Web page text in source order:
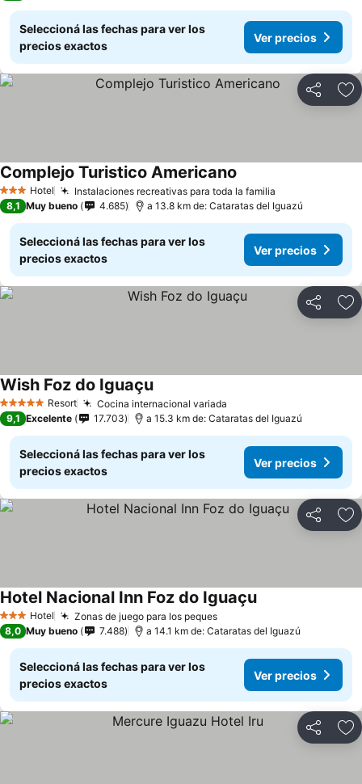
Seleccioná las fechas para ver los
precios exactos
Ver precios
Compartir
3 Estrellas
Hotel Instalaciones recreativas para toda la familia
Complejo Turistico Americano
8,1 Muy bueno 4.685 a 13.8 km de: Cataratas del Iguazú
Seleccioná las fechas para ver los
precios exactos
Ver precios
Compartir
5 Estrellas Resort Cocina internacional variada
Wish Foz do Iguaçu
9,1 Excelente 17.703 a 15.3 km de: Cataratas del Iguazú
Seleccioná las fechas para ver los
precios exactos
Ver precios
Compartir
3 Estrellas
Hotel Zonas de juego para los peques
Hotel Nacional Inn Foz do Iguaçu
8,0 Muy bueno 7.488 a 14.1 km de: Cataratas del Iguazú
Seleccioná las fechas para ver los
precios exactos
Ver precios
Compartir